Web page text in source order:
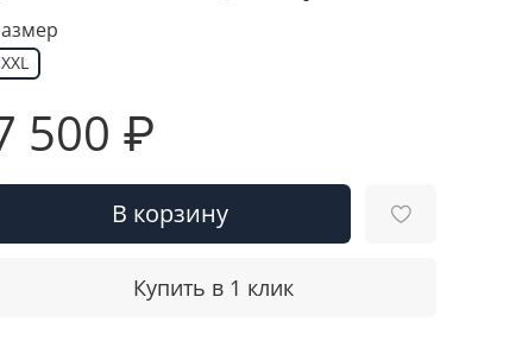
XXL
500 ₽
В корзину
Купить в 1 клик